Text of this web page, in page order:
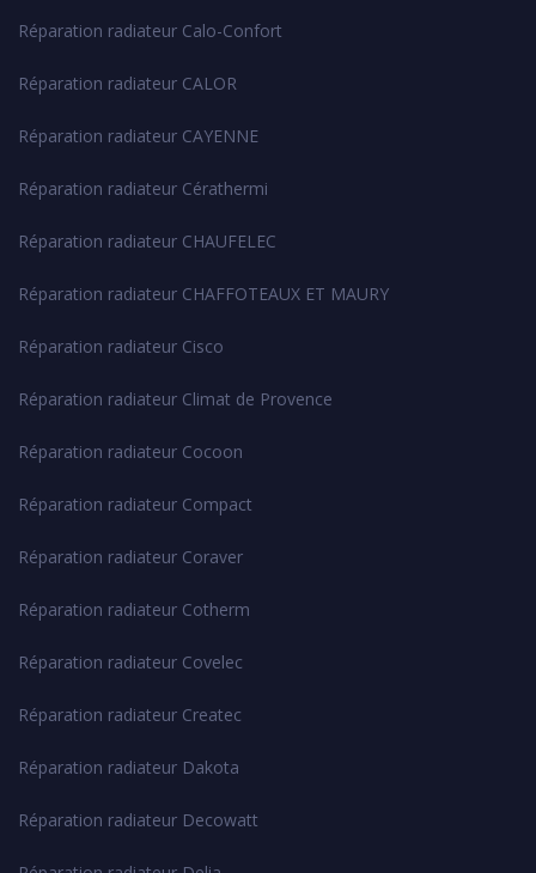
Réparation radiateur Calo-Confort
Réparation radiateur CALOR
Réparation radiateur CAYENNE
Réparation radiateur Cérathermi
Réparation radiateur CHAUFELEC
Réparation radiateur CHAFFOTEAUX ET MAURY
Réparation radiateur Cisco
Réparation radiateur Climat de Provence
Réparation radiateur Cocoon
Réparation radiateur Compact
Réparation radiateur Coraver
Réparation radiateur Cotherm
Réparation radiateur Covelec
Réparation radiateur Createc
Réparation radiateur Dakota
Réparation radiateur Decowatt